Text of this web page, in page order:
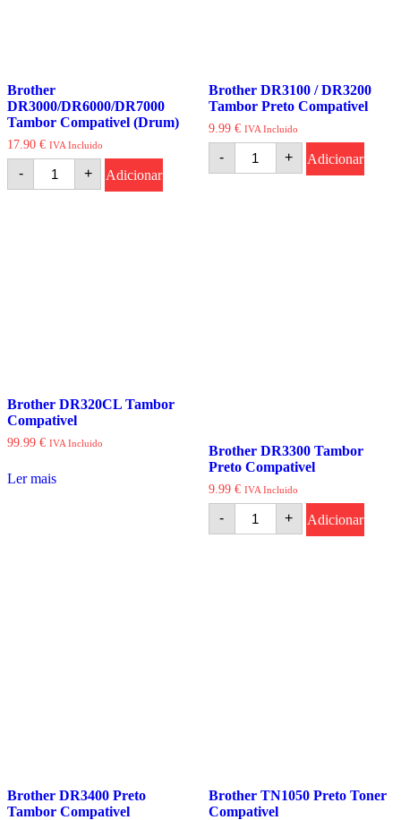
Brother
DR3000/DR6000/DR7000
Tambor Compativel (Drum)
17.90 € IVA Incluido
-
Quantidade
Brother
+ Adicionar
Brother DR3100 / DR3200
Tambor Preto Compativel
9.99 € IVA Incluido
-
Quantidade
Brother
+ Adicionar
Brother DR320CL Tambor
Compativel
99.99 € IVA Incluido
Ler mais
Brother DR3300 Tambor
Preto Compativel
9.99 € IVA Incluido
-
Quantidade
Brother
+ Adicionar
Brother DR3400 Preto
Tambor Compativel
Brother TN1050 Preto Toner
Compativel